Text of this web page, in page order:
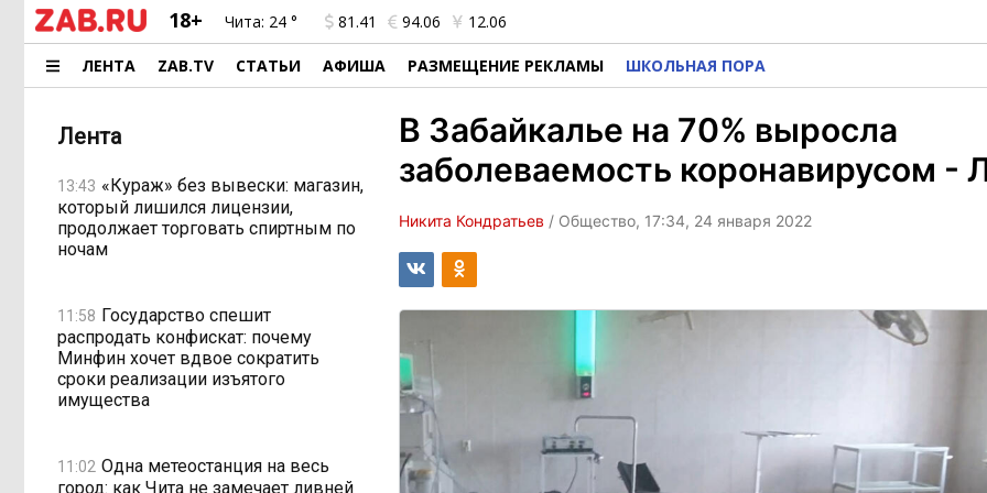
18+ Чита: 24 ° 81.41 94.06 12.06
ЛЕНТА ZAB.TV СТАТЬИ АФИША РАЗМЕЩЕНИЕ РЕКЛАМЫ ШКОЛЬНАЯ ПОРА
Лента
13:43 «Кураж» без вывески: магазин,
который лишился лицензии,
продолжает торговать спиртным по
ночам
11:58 Государство спешит
распродать конфискат: почему
Минфин хочет вдвое сократить
сроки реализации изъятого
имущества
11:02 Одна метеостанция на весь
город: как Чита не замечает ливней
В Забайкалье на 70% выросла
заболеваемость коронавирусом -
Никита Кондратьев / Общество, 17:34, 24 января 2022